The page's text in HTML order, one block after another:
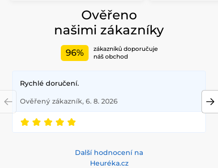
Ověřeno
našimi zákazníky
96%
zákazníků doporučuje
náš obchod
Rychlé doručení.
Ověřený zákazník, 6. 8. 2026
Další hodnocení na
Heuréka.cz